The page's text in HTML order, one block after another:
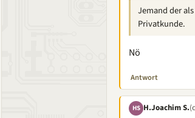
Jemand der
Privatkunde.
Nö
Antwort
HS H.Joachim S.